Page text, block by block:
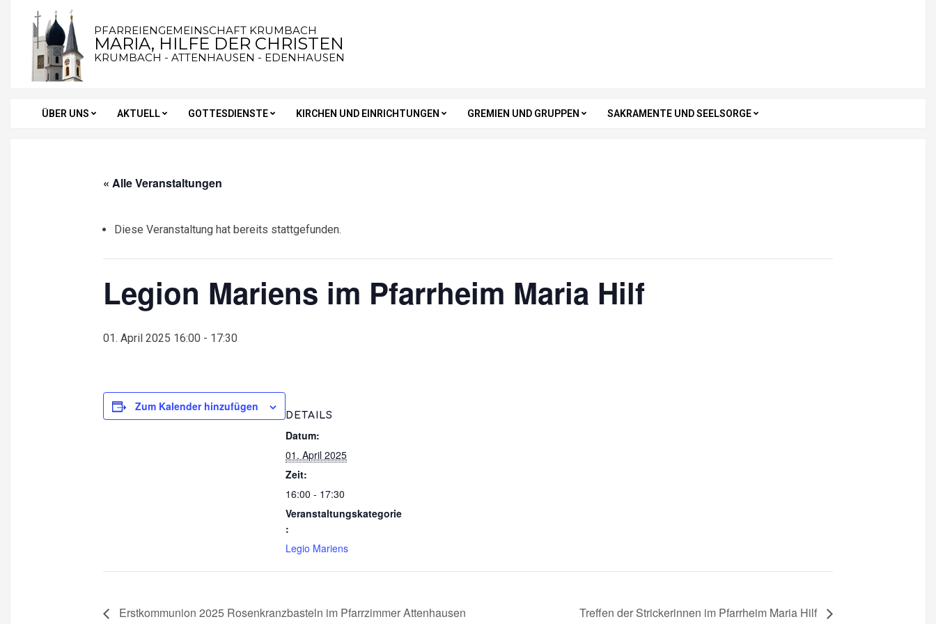
content
PFARREIENGEMEINSCHAFT KRUMBACH
MARIA, HILFE DER CHRISTEN
KRUMBACH - ATTENHAUSEN - EDENHAUSEN
Secondary
ÜBER UNS AKTUELL GOTTESDIENSTE KIRCHEN UND EINRICHTUNGEN GREMIEN UND GRUPPEN SAKRAMENTE UND SEELSORGE
« Alle Veranstaltungen
Diese Veranstaltung hat bereits stattgefunden.
Legion Mariens im Pfarrheim Maria Hilf
01. April 2025 16:00 - 17:30
Zum Kalender hinzufügen
DETAILS
Datum:
01. April 2025
Zeit:
16:00 - 17:30
Veranstaltungskategorie
:
Legio Mariens
Erstkommunion 2025 Rosenkranzbasteln im Pfarrzimmer Attenhausen Treffen der Strickerinnen im Pfarrheim Maria Hilf